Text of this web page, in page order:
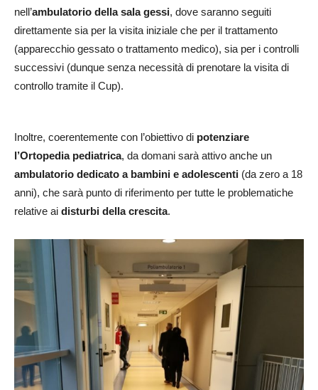
nell’ambulatorio della sala gessi, dove saranno seguiti
direttamente sia per la visita iniziale che per il trattamento
(apparecchio gessato o trattamento medico), sia per i controlli
successivi (dunque senza necessità di prenotare la visita di
controllo tramite il Cup).
Inoltre, coerentemente con l’obiettivo di potenziare
l’Ortopedia pediatrica, da domani sarà attivo anche un
ambulatorio dedicato a bambini e adolescenti (da zero a 18
anni), che sarà punto di riferimento per tutte le problematiche
relative ai disturbi della crescita.